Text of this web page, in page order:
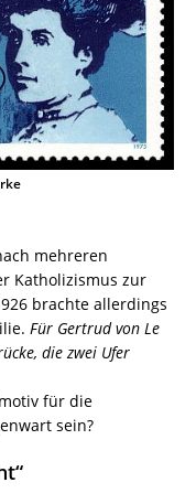
mehreren
Katholizismus zur
brachte allerdings
Für Gertrud von Le
die zwei Ufer
für die
sein?